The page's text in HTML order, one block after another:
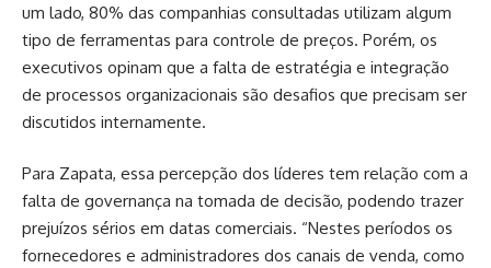
um lado, 80% das companhias consultadas utilizam algum
tipo de ferramentas para controle de preços. Porém, os
executivos opinam que a falta de estratégia e integração
de processos organizacionais são desafios que precisam ser
discutidos internamente.
Para Zapata, essa percepção dos líderes tem relação com a
falta de governança na tomada de decisão, podendo trazer
prejuízos sérios em datas comerciais. “Nestes períodos os
fornecedores e administradores dos canais de venda, como